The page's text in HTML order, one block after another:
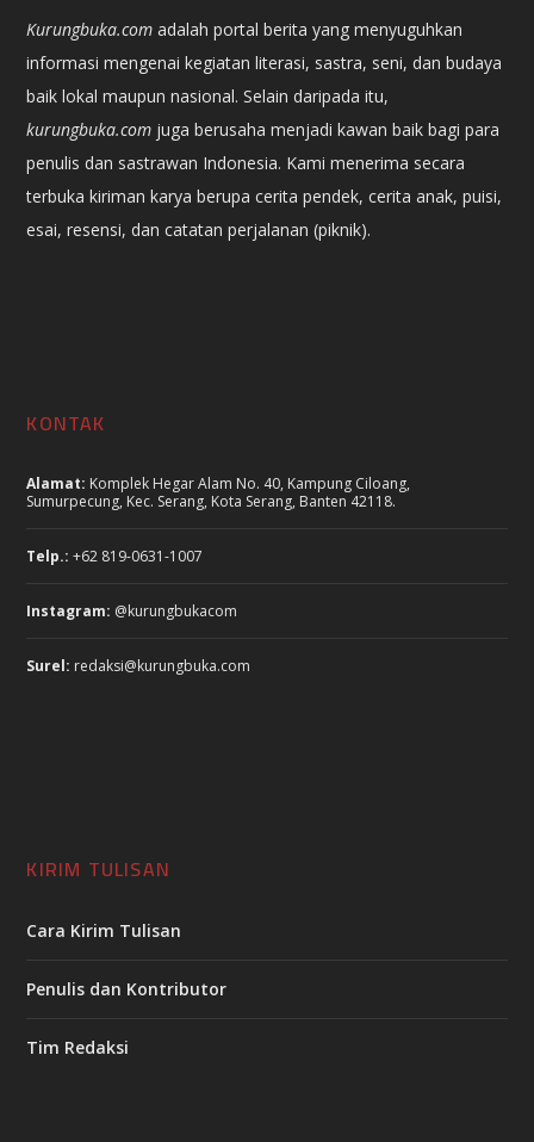
Kurungbuka.com adalah portal berita yang menyuguhkan
informasi mengenai kegiatan literasi, sastra, seni, dan budaya
baik lokal maupun nasional. Selain daripada itu,
kurungbuka.com juga berusaha menjadi kawan baik bagi para
penulis dan sastrawan Indonesia. Kami menerima secara
terbuka kiriman karya berupa cerita pendek, cerita anak, puisi,
esai, resensi, dan catatan perjalanan (piknik).
KONTAK
Alamat: Komplek Hegar Alam No. 40, Kampung Ciloang,
Sumurpecung, Kec. Serang, Kota Serang, Banten 42118.
Telp.: +62 819-0631-1007
Instagram: @kurungbukacom
Surel: redaksi@kurungbuka.com
KIRIM TULISAN
Cara Kirim Tulisan
Penulis dan Kontributor
Tim Redaksi